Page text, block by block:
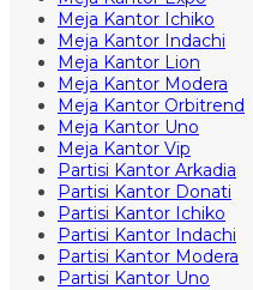
Meja Kantor Ichiko
Meja Kantor Indachi
Meja Kantor Lion
Meja Kantor Modera
Meja Kantor Orbitrend
Meja Kantor Uno
Meja Kantor Vip
Partisi Kantor Arkadia
Partisi Kantor Donati
Partisi Kantor Ichiko
Partisi Kantor Indachi
Partisi Kantor Modera
Partisi Kantor Uno